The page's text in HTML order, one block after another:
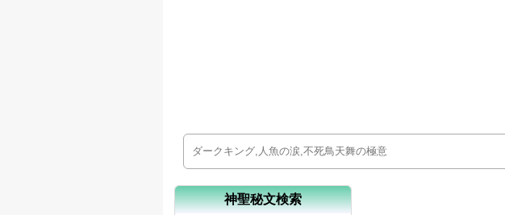
神聖秘文検索